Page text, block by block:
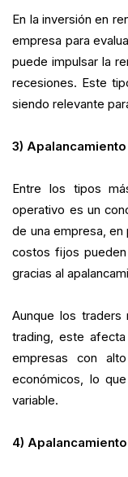
En la inversión en
empresa para
puede impulsar la
recesiones. Este
siendo relevante
3)
Entre los tipos
operativo es un
de una empresa,
costos fijos
gracias al
Aunque los traders
trading, este
empresas con
económicos, lo
variable.
4)